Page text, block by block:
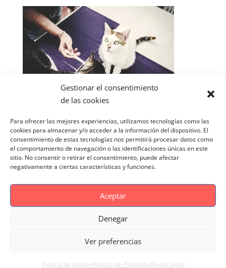
Gestionar el consentimiento
de las cookies
Para ofrecer las mejores experiencias, utilizamos tecnologías como las
cookies para almacenar y/o acceder a la información del dispositivo. El
consentimiento de estas tecnologías nos permitirá procesar datos como
el comportamiento de navegación o las identificaciones únicas en este
sitio. No consentir o retirar el consentimiento, puede afectar
negativamente a ciertas características y funciones.
Aceptar
Denegar
Ver preferencias
Politica de cookiesPolitica de PrivacidadAviso Legal
Politica de Privacidad
Reportaje Magnific